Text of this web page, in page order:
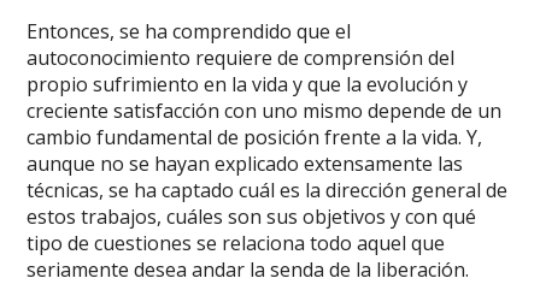
Entonces, se ha comprendido que el
autoconocimiento requiere de comprensión del
propio sufrimiento en la vida y que la evolución y
creciente satisfacción con uno mismo depende de un
cambio fundamental de posición frente a la vida. Y,
aunque no se hayan explicado extensamente las
técnicas, se ha captado cuál es la dirección general de
estos trabajos, cuáles son sus objetivos y con qué
tipo de cuestiones se relaciona todo aquel que
seriamente desea andar la senda de la liberación.